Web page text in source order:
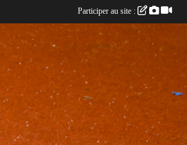
Participer au site :